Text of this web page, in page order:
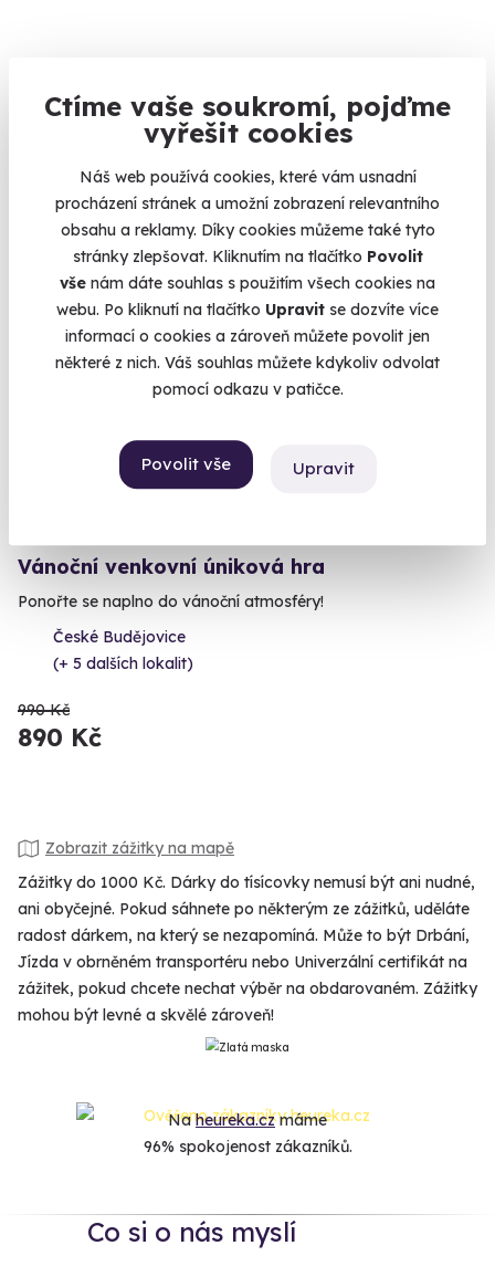
Ctíme vaše soukromí, pojďme
vyřešit cookies
Náš web používá cookies, které vám usnadní
procházení stránek a umožní zobrazení relevantního
obsahu a reklamy. Díky cookies můžeme také tyto
stránky zlepšovat. Kliknutím na tlačítko Povolit
vše nám dáte souhlas s použitím všech cookies na
webu. Po kliknutí na tlačítko Upravit se dozvíte více
informací o cookies a zároveň můžete povolit jen
některé z nich. Váš souhlas můžete kdykoliv odvolat
pomocí odkazu v patičce.
Povolit vše Upravit
Budějovicích
Romantická procházka s hádankami na jihu Čech.
České Budějovice
990 Kč
Volný termín už 10. 08. 2026
Vánoční venkovní úniková hra
Ponořte se naplno do vánoční atmosféry!
České Budějovice
(+ 5 dalších lokalit)
990 Kč
890 Kč
Zobrazit zážitky na mapě
Zážitky do 1000 Kč. Dárky do tísícovky nemusí být ani nudné,
ani obyčejné. Pokud sáhnete po některým ze zážitků, uděláte
radost dárkem, na který se nezapomíná. Může to být Drbání,
Jízda v obrněném transportéru nebo Univerzální certifikát na
zážitek, pokud chcete nechat výběr na obdarovaném. Zážitky
mohou být levné a skvělé zároveň!
Naheureka.czmáme
96% spokojenost zákazníků.
Co si o nás myslí